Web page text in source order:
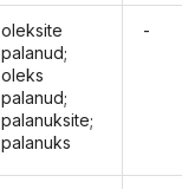
oleksite
palanud;
oleks
palanud;
palanuksite;
palanuks
-